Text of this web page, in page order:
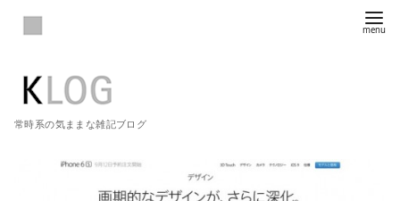
常時系の気ままな雑記ブログ